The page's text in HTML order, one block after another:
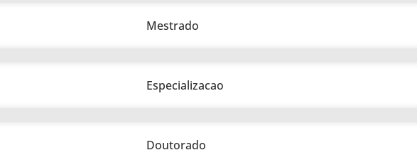
Mestrado
Especializacao
Doutorado